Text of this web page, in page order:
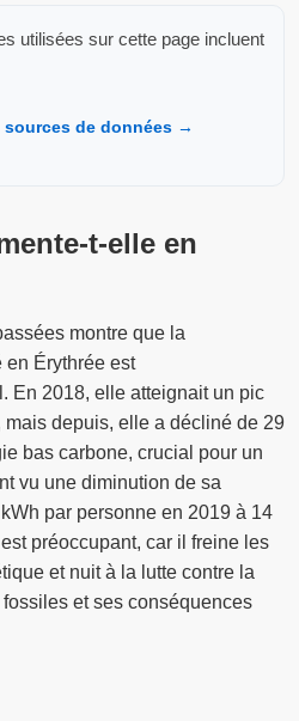
utilisées sur cette page incluent
de données →
t-elle en
montre que la
en Érythrée est
En 2018, elle atteignait un pic
depuis, elle a décliné de 29
bas carbone, crucial pour un
vu une diminution de sa
par personne en 2019 à 14
préoccupant, car il freine les
et nuit à la lutte contre la
et ses conséquences